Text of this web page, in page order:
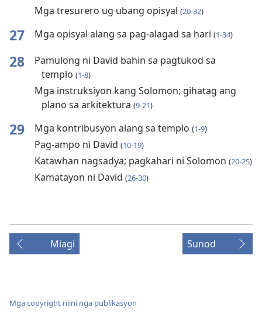
Mga tresurero ug ubang opisyal (20-32)
27 Mga opisyal alang sa pag-alagad sa hari (1-34)
28
Pamulong ni David bahin sa pagtukod sa
templo (1-8)
Mga instruksiyon kang Solomon; gihatag ang
plano sa arkitektura (9-21)
29 Mga kontribusyon alang sa templo (1-9)
Pag-ampo ni David (10-19)
Katawhan nagsadya; pagkahari ni Solomon (20-25)
Kamatayon ni David (26-30)
Miagi Sunod
Mga copyright niini nga publikasyon